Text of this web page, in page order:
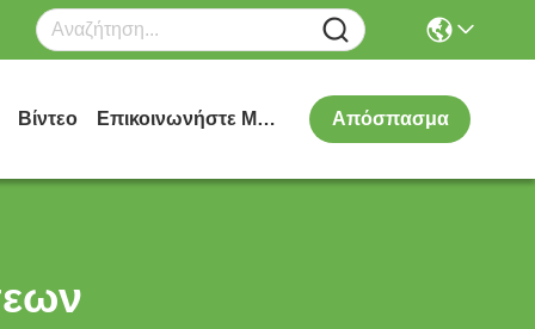
Βίντεο Επικοινωνήστε Μαζί Μας Απόσπασμα